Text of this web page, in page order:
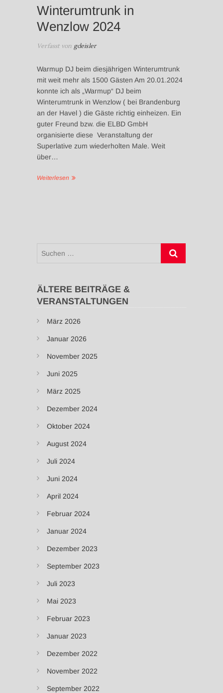
Winterumtrunk in
Wenzlow 2024
Verfasst von gdeisler
Warmup DJ beim diesjährigen Winterumtrunk
mit weit mehr als 1500 Gästen Am 20.01.2024
konnte ich als „Warmup“ DJ beim
Winterumtrunk in Wenzlow ( bei Brandenburg
an der Havel ) die Gäste richtig einheizen. Ein
guter Freund bzw. die ELBD GmbH
organisierte diese Veranstaltung der
Superlative zum wiederholten Male. Weit
über…
Weiterlesen
Suchen
ÄLTERE BEITRÄGE &
VERANSTALTUNGEN
März 2026
Januar 2026
November 2025
Juni 2025
März 2025
Dezember 2024
Oktober 2024
August 2024
Juli 2024
Juni 2024
April 2024
Februar 2024
Januar 2024
Dezember 2023
September 2023
Juli 2023
Mai 2023
Februar 2023
Januar 2023
Dezember 2022
November 2022
September 2022